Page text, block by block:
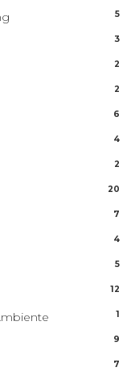
5
3
2
2
6
4
2
20
7
4
5
12
1
9
7